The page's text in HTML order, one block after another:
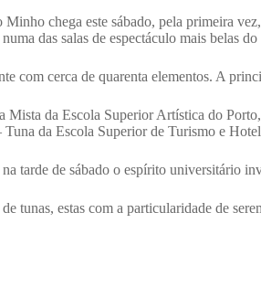
chega este sábado, pela primeira
das salas de espectáculo mais belas do
com cerca de quarenta elementos. A
Mista da Escola Superior Artística do
da Escola Superior de Turismo e
tarde de sábado o espírito universitário
tunas, estas com a particularidade de